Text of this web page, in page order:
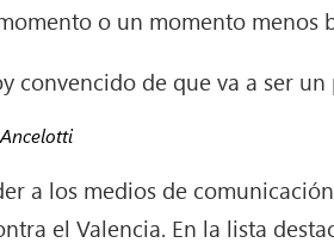
o un momento menos
convencido de que va a ser
a los medios de
el Valencia. En la lista